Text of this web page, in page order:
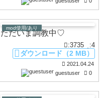
mod使用/あり
ただいま調教中♡
:3735 :4
2021.04.24
guestuser
0
ダウンロード（2 MB）